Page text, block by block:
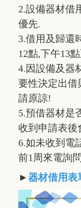
2.設備器材借
優先.
3.借用及歸還
12點,下午13
4.因設備及器
要性決定出借
請原諒!
5.預借器材是
收到申請表後
6.如未收到電
前1周來電詢
►器材借用表